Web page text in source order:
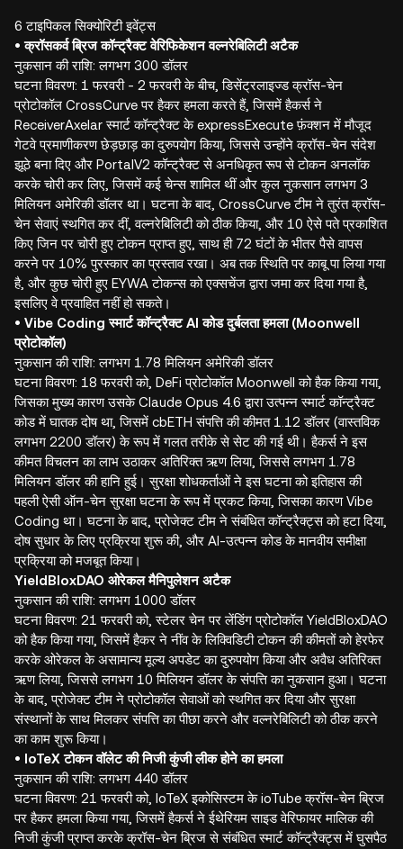
6 टाइपिकल सिक्योरिटी इवेंट्स
• क्रॉसकर्व ब्रिज कॉन्ट्रैक्ट वेरिफिकेशन वल्नरेबिलिटी अटैक
नुकसान की राशि: लगभग 300 डॉलर
घटना विवरण: 1 फरवरी - 2 फरवरी के बीच, डिसेंट्रलाइज्ड क्रॉस-चेन
प्रोटोकॉल CrossCurve पर हैकर हमला करते हैं, जिसमें हैकर्स ने
ReceiverAxelar स्मार्ट कॉन्ट्रैक्ट के expressExecute फ़ंक्शन में मौजूद
गेटवे प्रमाणीकरण छेड़छाड़ का दुरुपयोग किया, जिससे उन्होंने क्रॉस-चेन संदेश
झूठे बना दिए और PortalV2 कॉन्ट्रैक्ट से अनधिकृत रूप से टोकन अनलॉक
करके चोरी कर लिए, जिसमें कई चेन्स शामिल थीं और कुल नुकसान लगभग 3
मिलियन अमेरिकी डॉलर था। घटना के बाद, CrossCurve टीम ने तुरंत क्रॉस-
चेन सेवाएं स्थगित कर दीं, वल्नरेबिलिटी को ठीक किया, और 10 ऐसे पते प्रकाशित
किए जिन पर चोरी हुए टोकन प्राप्त हुए, साथ ही 72 घंटों के भीतर पैसे वापस
करने पर 10% पुरस्कार का प्रस्ताव रखा। अब तक स्थिति पर काबू पा लिया गया
है, और कुछ चोरी हुए EYWA टोकन्स को एक्सचेंज द्वारा जमा कर दिया गया है,
इसलिए वे प्रवाहित नहीं हो सकते।
• Vibe Coding स्मार्ट कॉन्ट्रैक्ट AI कोड दुर्बलता हमला (Moonwell
प्रोटोकॉल)
नुकसान की राशि: लगभग 1.78 मिलियन अमेरिकी डॉलर
घटना विवरण: 18 फरवरी को, DeFi प्रोटोकॉल Moonwell को हैक किया गया,
जिसका मुख्य कारण उसके Claude Opus 4.6 द्वारा उत्पन्न स्मार्ट कॉन्ट्रैक्ट
कोड में घातक दोष था, जिसमें cbETH संपत्ति की कीमत 1.12 डॉलर (वास्तविक
लगभग 2200 डॉलर) के रूप में गलत तरीके से सेट की गई थी। हैकर्स ने इस
कीमत विचलन का लाभ उठाकर अतिरिक्त ऋण लिया, जिससे लगभग 1.78
मिलियन डॉलर की हानि हुई। सुरक्षा शोधकर्ताओं ने इस घटना को इतिहास की
पहली ऐसी ऑन-चेन सुरक्षा घटना के रूप में प्रकट किया, जिसका कारण Vibe
Coding था। घटना के बाद, प्रोजेक्ट टीम ने संबंधित कॉन्ट्रैक्ट्स को हटा दिया,
दोष सुधार के लिए प्रक्रिया शुरू की, और AI-उत्पन्न कोड के मानवीय समीक्षा
प्रक्रिया को मजबूत किया।
YieldBloxDAO ओरेकल मैनिपुलेशन अटैक
नुकसान की राशि: लगभग 1000 डॉलर
घटना विवरण: 21 फरवरी को, स्टेलर चेन पर लेंडिंग प्रोटोकॉल YieldBloxDAO
को हैक किया गया, जिसमें हैकर ने नींव के लिक्विडिटी टोकन की कीमतों को हेरफेर
करके ओरेकल के असामान्य मूल्य अपडेट का दुरुपयोग किया और अवैध अतिरिक्त
ऋण लिया, जिससे लगभग 10 मिलियन डॉलर के संपत्ति का नुकसान हुआ। घटना
के बाद, प्रोजेक्ट टीम ने प्रोटोकॉल सेवाओं को स्थगित कर दिया और सुरक्षा
संस्थानों के साथ मिलकर संपत्ति का पीछा करने और वल्नरेबिलिटी को ठीक करने
का काम शुरू किया।
• IoTeX टोकन वॉलेट की निजी कुंजी लीक होने का हमला
नुकसान की राशि: लगभग 440 डॉलर
घटना विवरण: 21 फरवरी को, IoTeX इकोसिस्टम के ioTube क्रॉस-चेन ब्रिज
पर हैकर हमला किया गया, जिसमें हैकर्स ने ईथेरियम साइड वेरिफायर मालिक की
निजी कुंजी प्राप्त करके क्रॉस-चेन ब्रिज से संबंधित स्मार्ट कॉन्ट्रैक्ट्स में घुसपैठ